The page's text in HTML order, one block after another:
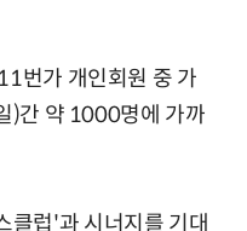
번가 개인회원 중 가
)간 약 1000명에 가까
클럽'과 시너지를 기대